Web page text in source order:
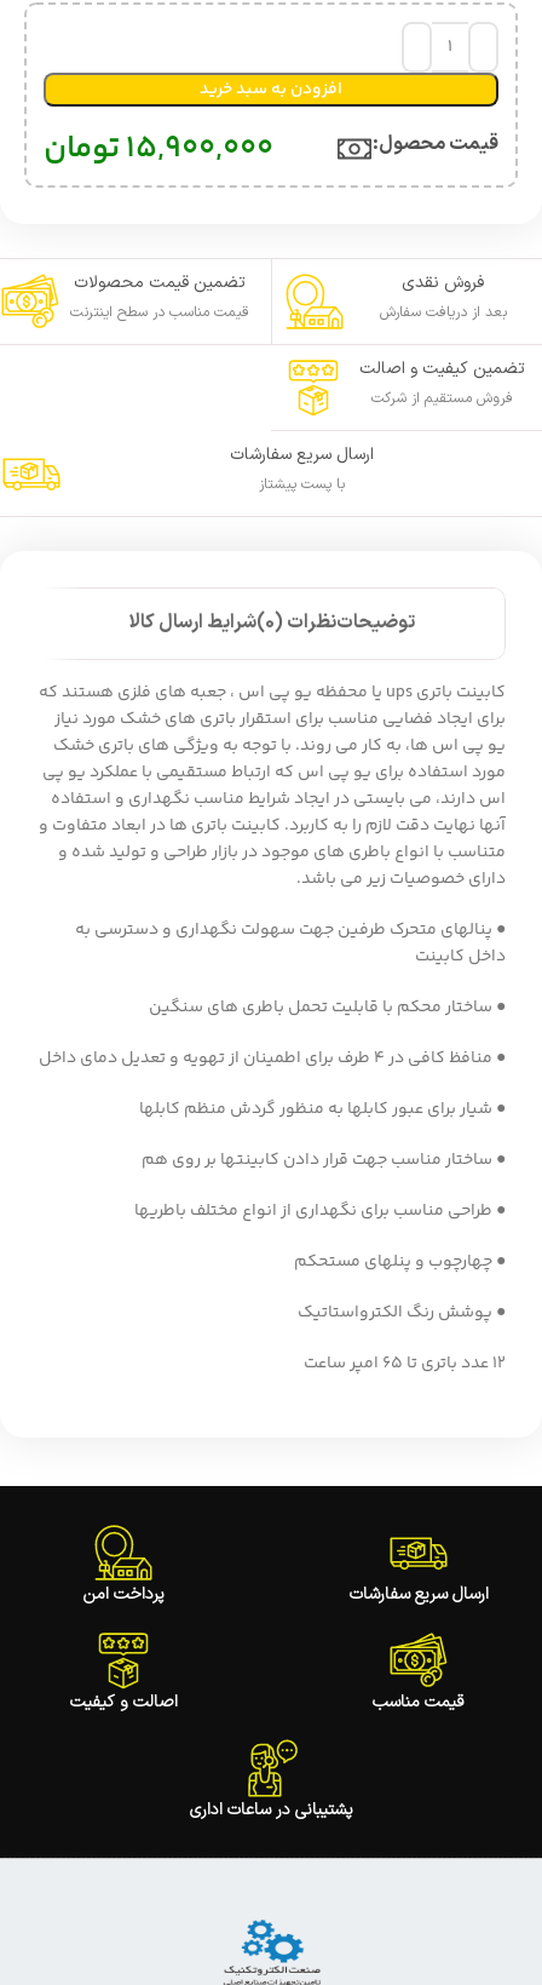
افزودن به سبد خرید
قیمت محصول:​ 15,900,000تومان
فروش نقدی
بعد از دریافت سفارش
تضمین قیمت محصولات
قیمت مناسب در سطح اینترنت
تضمین کیفیت و اصالت
فروش مستقیم از شرکت
ارسال سریع سفارشات
با پست پیشتاز
توضیحاتنظرات (0) شرایط ارسال کالا
کابینت باتری ups یا محفظه یو پی اس ، جعبه های فلزی هستند که
برای ایجاد فضایی مناسب برای استقرار باتری های خشک مورد نیاز
یو پی اس ها، به کار می روند. با توجه به ویژگی های باتری خشک
مورد استفاده برای یو پی اس که ارتباط مستقیمی با عملکرد یو پی
اس دارند، می بایستی در ایجاد شرایط مناسب نگهداری و استفاده
آنها نهایت دقت لازم را به کاربرد. کابینت باتری ها در ابعاد متفاوت و
متناسب با انواع باطری های موجود در بازار طراحی و تولید شده و
دارای خصوصیات زیر می باشد.
● پنالهای متحرک طرفین جهت سهولت نگهداری و دسترسی به
داخل کابینت
● ساختار محکم با قابلیت تحمل باطری های سنگین
● منافظ کافی در ۴ طرف برای اطمینان از تهویه و تعدیل دمای داخل
● شیار برای عبور کابلها به منظور گردش منظم کابلها
● ساختار مناسب جهت قرار دادن کابینتها بر روی هم
● طراحی مناسب برای نگهداری از انواع مختلف باطریها
● چهارچوب و پنلهای مستحکم
● پوشش رنگ الکترواستاتیک
12 عدد باتری تا 65 امپر ساعت
ارسال سریع سفارشات پرداخت امن
قیمت مناسب اصالت و کیفیت
پشتیبانی در ساعات اداری